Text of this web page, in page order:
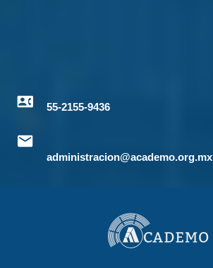
55-2155-9436
administracion@academo.org.mx